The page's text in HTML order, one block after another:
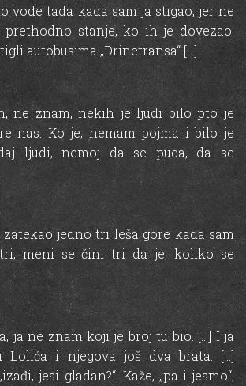
vode tada kada sam ja stigao, jer ne
stanje, ko ih je dovezao.
autobusima „Drinetransa“ […]
ne znam, nekih je ljudi bilo pto je
nas. Ko je, nemam pojma i bilo je
ljudi, nemoj da se puca, da se
zatekao jedno tri leša gore kada sam
meni se čini tri da je, koliko se
ja ne znam koji je broj tu bio. […] I ja
Lolića i njegova još dva brata. […]
jesi gladan?“. Kaže, „pa i jesmo“;